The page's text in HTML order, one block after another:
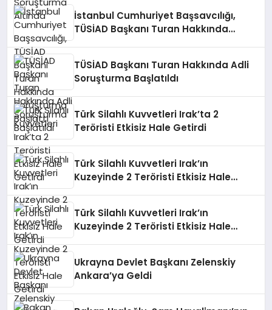
İstanbul Cumhuriyet Başsavcılığı,
TÜSİAD Başkanı Turan Hakkında
TÜSİAD Başkanı Turan Hakkında Adli
Soruşturma Başlatıldı
Türk Silahlı Kuvvetleri Irak’ta 2
Teröristi Etkisiz Hale Getirdi
Türk Silahlı Kuvvetleri Irak’ın
Kuzeyinde 2 Teröristi Etkisiz Hale
Türk Silahlı Kuvvetleri Irak’ın
Kuzeyinde 2 Teröristi Etkisiz Hale
Ukrayna Devlet Başkanı Zelenskiy
Ankara’ya Geldi